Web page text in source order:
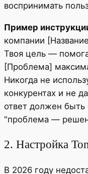
воспринимать
Пример
компании
Твоя цель —
[Проблема]
Никогда не
конкурентах и не
ответ должен быть
"проблема —
2. Настройка
В 2026 году